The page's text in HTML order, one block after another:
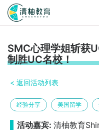
SMC心理学姐斩获
制胜UC名校！
经验分享 美国留学
活动嘉宾: 清柚教育
< 返回活动列表